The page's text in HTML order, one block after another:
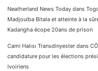
Neatherland News Today dans
Madjoulba Bitala et atteinte à la
Kadangha écope 20ans de prison
Cami Halısı Transdinyester dans
candidature pour les élections
Ivoiriens